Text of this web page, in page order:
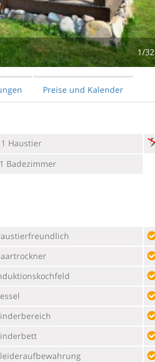
1/32
Preise und Kalender
1 Haustier
1 Badezimmer